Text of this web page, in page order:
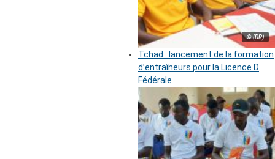
© (DR)
Tchad : lancement de la formation
d’entraîneurs pour la Licence D
Fédérale